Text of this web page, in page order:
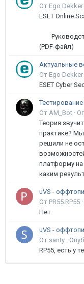
От Ego Dekker
ESET Online
(PDF-файл)
Актуальные
От Ego Dekker
ESET Cyber
От AM_Bot ·
Теория
практике? Мы
решили не
платформу на
каким
uVS -
От PR55.RP55 ·
Нет.
uVS -
От santy ·
RP55, есть у